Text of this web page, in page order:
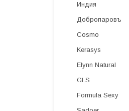
Индия
Добропаровъ
Cosmo
Kerasys
Elynn Natural
GLS
Formula Sexy